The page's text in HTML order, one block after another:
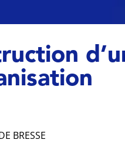
BRESSE